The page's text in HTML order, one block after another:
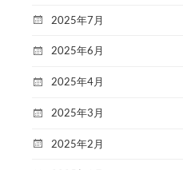
2025年7月
2025年6月
2025年4月
2025年3月
2025年2月